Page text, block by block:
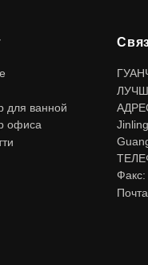
для ванной
офиса
Факс: